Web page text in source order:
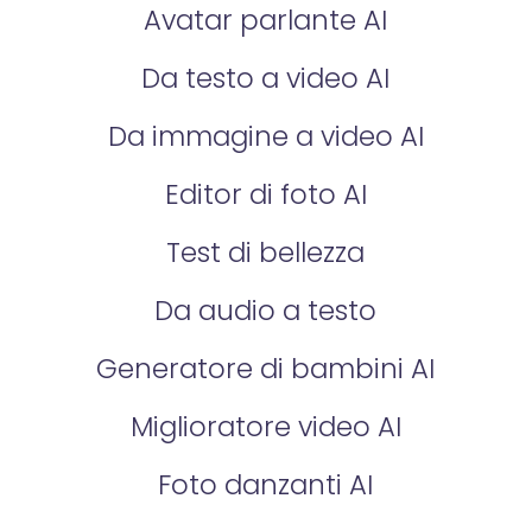
Avatar parlante AI
Da testo a video AI
Da immagine a video AI
Editor di foto AI
Test di bellezza
Da audio a testo
Generatore di bambini AI
Miglioratore video AI
Foto danzanti AI